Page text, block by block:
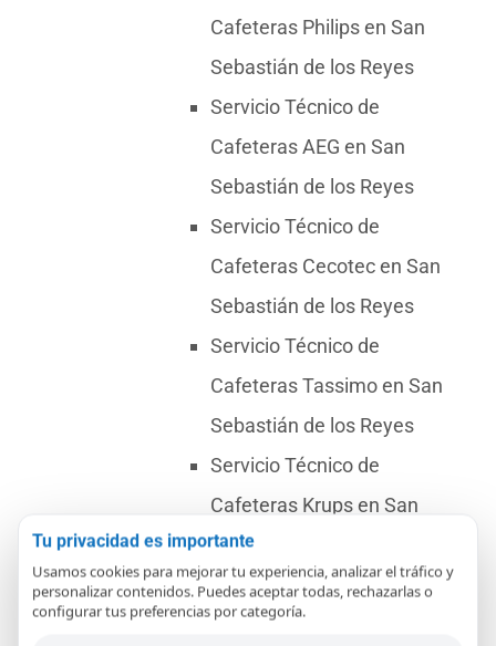
Cafeteras Philips en San
Sebastián de los Reyes
Servicio Técnico de
Cafeteras AEG en San
Sebastián de los Reyes
Servicio Técnico de
Cafeteras Cecotec en San
Sebastián de los Reyes
Servicio Técnico de
Cafeteras Tassimo en San
Sebastián de los Reyes
Servicio Técnico de
Cafeteras Krups en San
Sebastián de los Reyes
Servicio Técnico de
Cafeteras Saeco en San
Tu privacidad es importante
Usamos cookies para mejorar tu experiencia, analizar el tráfico y
personalizar contenidos. Puedes aceptar todas, rechazarlas o
configurar tus preferencias por categoría.